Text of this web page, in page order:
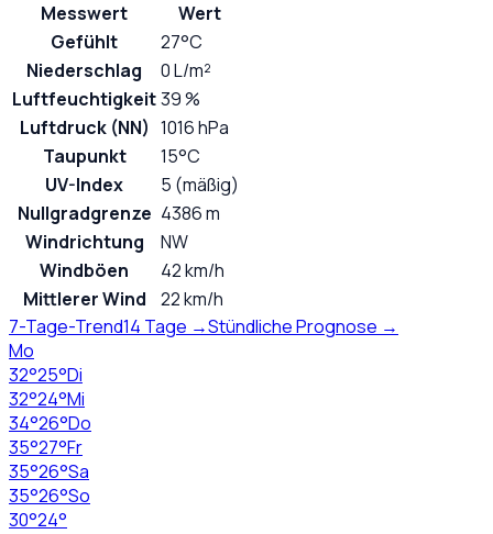
Messwert
Wert
Gefühlt
27°C
Niederschlag
0 L/m²
Luftfeuchtigkeit39 %
Luftdruck (NN) 1016 hPa
Taupunkt
15°C
UV-Index
5 (mäßig)
Nullgradgrenze 4386 m
Windrichtung
NW
Windböen
42 km/h
Mittlerer Wind
22 km/h
7-Tage-Trend14 Tage →Stündliche Prognose →
Mo
32°25°Di
32°24°Mi
34°26°Do
35°27°Fr
35°26°Sa
35°26°So
30°24°